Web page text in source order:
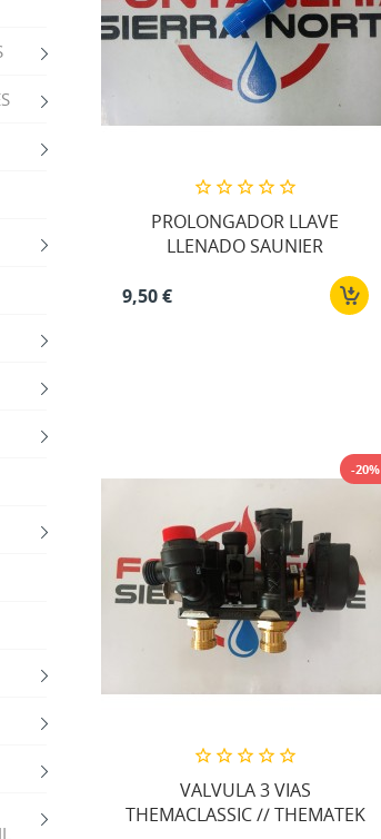
PROLONGADOR LLAVE
LLENADO SAUNIER
9,50 €
-20%
VALVULA 3 VIAS
THEMACLASSIC // THEMATEK